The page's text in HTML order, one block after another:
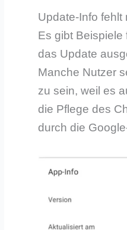
Update-Info
Es gibt
das Update
Manche Nutzer
zu sein, weil es
die Pflege des
durch die